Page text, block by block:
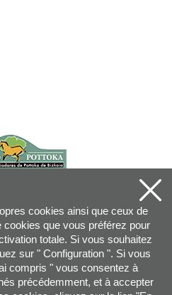
cookies ainsi que ceux de
que vous préférez pour
totale. Si vous souhaitez
sur " Configuration ". Si vous
compris " vous consentez à
précédemment, et à accepter